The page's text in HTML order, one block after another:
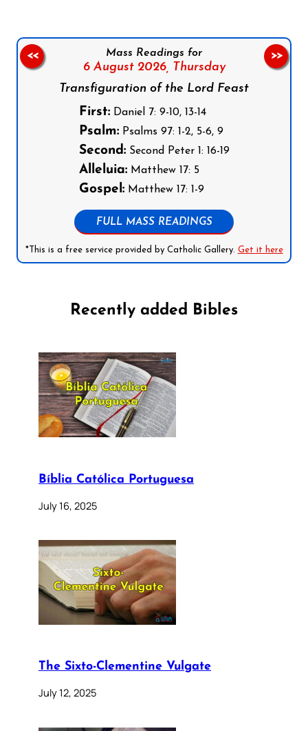
Mass Readings for
6 August 2026, Thursday
Transfiguration of the Lord Feast
First:Daniel 7: 9-10, 13-14
Psalm:Psalms 97: 1-2, 5-6, 9
Second:Second Peter 1: 16-19
Alleluia:Matthew 17: 5
Gospel:Matthew 17: 1-9
FULL MASS READINGS
*This is a free service provided by Catholic Gallery. Get it here
<< >>
Recently added Bibles
Bíblia Católica Portuguesa
July 16, 2025
The Sixto-Clementine Vulgate
July 12, 2025